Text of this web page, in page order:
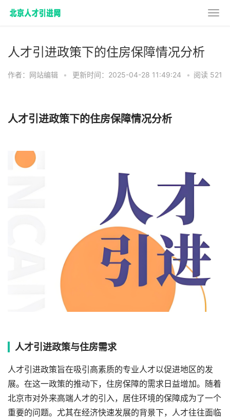
人才引进政策下的住房保障情况分析
作者：网站编辑 • 更新时间：2025-04-28 11:49:24 • 阅读 521
人才引进政策下的住房保障情况分析
人才引进政策与住房需求
人才引进政策旨在吸引高素质的专业人才以促进地区的发
展。在这一政策的推动下，住房保障的需求日益增加。随着
北京市对外来高端人才的引入，居住环境的保障成为了一个
重要的问题。尤其在经济快速发展的背景下，人才往往面临